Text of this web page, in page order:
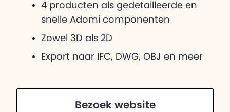
4 producten als gedetailleerde en
snelle Adomi componenten
Zowel 3D als 2D
Export naar IFC, DWG, OBJ en meer
Bezoek website